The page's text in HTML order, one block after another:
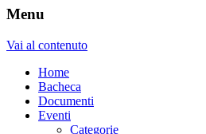
Menu
Vai al contenuto
Home
Bacheca
Documenti
Eventi
Categorie